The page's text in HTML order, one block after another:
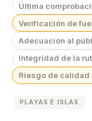
Última
Verificación de
Adecuación al
Integridad de la
Riesgo de calidad
PLAYAS E ISLAS